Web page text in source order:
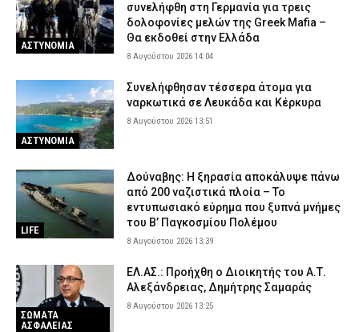
ΑΣΤΥΝΟΜΙΑ
συνελήφθη στη Γερμανία για τρεις
δολοφονίες μελών της Greek Mafia –
Θα εκδοθεί στην Ελλάδα
8 Αυγούστου 2026 14:04
ΑΣΤΥΝΟΜΙΑ
Συνελήφθησαν τέσσερα άτομα για
ναρκωτικά σε Λευκάδα και Κέρκυρα
8 Αυγούστου 2026 13:51
LIFE
Δούναβης: Η ξηρασία αποκάλυψε πάνω
από 200 ναζιστικά πλοία – Το
εντυπωσιακό εύρημα που ξυπνά μνήμες
του Β’ Παγκοσμίου Πολέμου
8 Αυγούστου 2026 13:39
ΣΩΜΑΤΑ
ΑΣΦΑΛΕΙΑΣ
ΕΛ.ΑΣ.: Προήχθη ο Διοικητής του Α.Τ.
Αλεξάνδρειας, Δημήτρης Σαμαράς
8 Αυγούστου 2026 13:25